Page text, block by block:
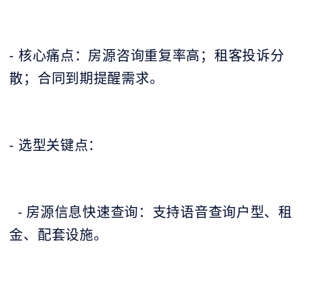
- 核心痛点：房源咨询重复率高；租客投诉分
散；合同到期提醒需求。
- 选型关键点：
- 房源信息快速查询：支持语音查询户型、租
金、配套设施。